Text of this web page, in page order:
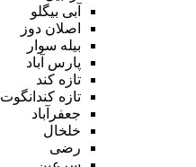
آبی بیگلو
اصلان دوز
بیله سوار
پارس آباد
تازه کند
تازه کندانگوت
جعفرآباد
خلخال
رضی